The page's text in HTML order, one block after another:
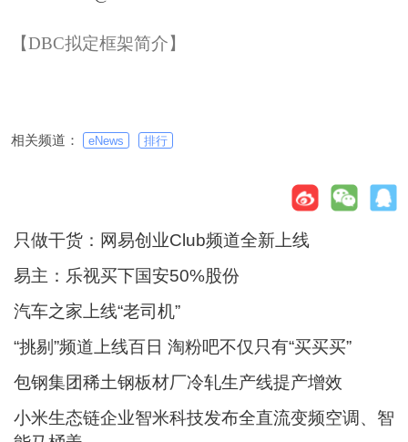
【DBC拟定框架简介】
相关频道： eNews 排行
只做干货：网易创业Club频道全新上线
易主：乐视买下国安50%股份
汽车之家上线“老司机”
“挑剔”频道上线百日 淘粉吧不仅只有“买买买”
包钢集团稀土钢板材厂冷轧生产线提产增效
小米生态链企业智米科技发布全直流变频空调、智